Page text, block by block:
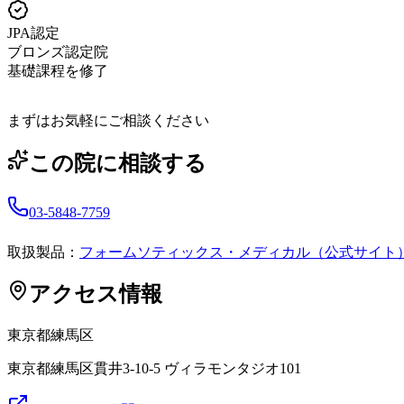
JPA認定
ブロンズ認定院
基礎課程を修了
まずはお気軽にご相談ください
この院に相談する
03-5848-7759
取扱製品： フォームソティックス・メディカル（公式サイト
アクセス情報
東京都練馬区
東京都練馬区貫井3-10-5 ヴィラモンタジオ101